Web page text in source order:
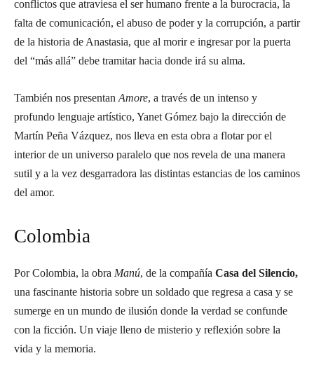
conflictos que atraviesa el ser humano frente a la burocracia, la
falta de comunicación, el abuso de poder y la corrupción, a partir
de la historia de Anastasia, que al morir e ingresar por la puerta
del “más allá” debe tramitar hacia donde irá su alma.
También nos presentan Amore, a través de un intenso y
profundo lenguaje artístico, Yanet Gómez bajo la dirección de
Martín Peña Vázquez, nos lleva en esta obra a flotar por el
interior de un universo paralelo que nos revela de una manera
sutil y a la vez desgarradora las distintas estancias de los caminos
del amor.
Colombia
Por Colombia, la obra Manú, de la compañía Casa del Silencio,
una fascinante historia sobre un soldado que regresa a casa y se
sumerge en un mundo de ilusión donde la verdad se confunde
con la ficción. Un viaje lleno de misterio y reflexión sobre la
vida y la memoria.